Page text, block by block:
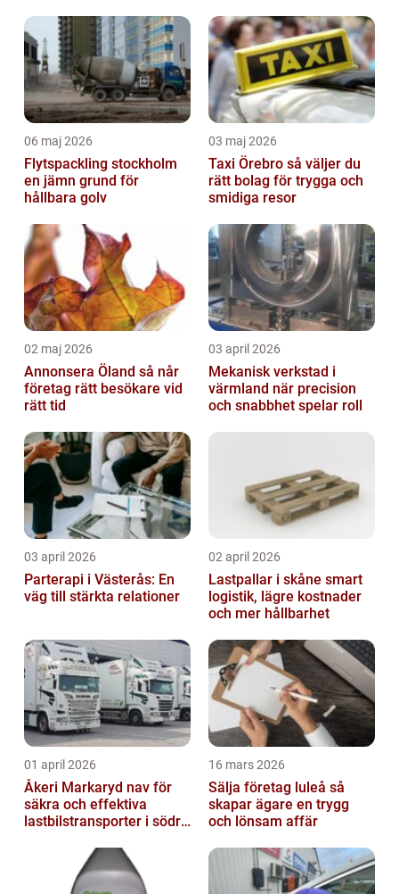
06 maj 2026
Flytspackling stockholm
en jämn grund för
hållbara golv
03 maj 2026
Taxi Örebro så väljer du
rätt bolag för trygga och
smidiga resor
02 maj 2026
Annonsera Öland så når
företag rätt besökare vid
rätt tid
03 april 2026
Mekanisk verkstad i
värmland när precision
och snabbhet spelar roll
03 april 2026
Parterapi i Västerås: En
väg till stärkta relationer
02 april 2026
Lastpallar i skåne smart
logistik, lägre kostnader
och mer hållbarhet
01 april 2026
Åkeri Markaryd nav för
säkra och effektiva
lastbilstransporter i södra
16 mars 2026
Sälja företag luleå så
skapar ägare en trygg
och lönsam affär